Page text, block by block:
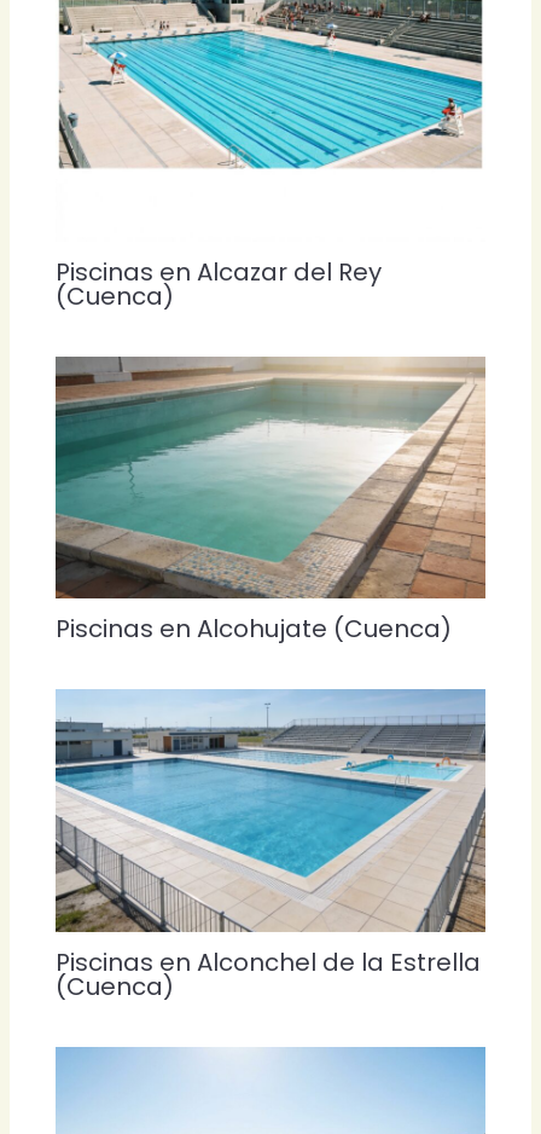
Piscinas en Alcazar del Rey
(Cuenca)
Piscinas en Alcohujate (Cuenca)
Piscinas en Alconchel de la Estrella
(Cuenca)